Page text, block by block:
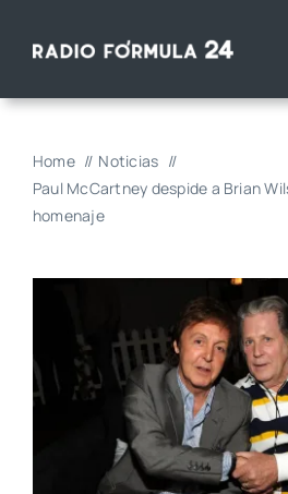
Home
Noticias
Paul McCartney despide a Brian
homenaje